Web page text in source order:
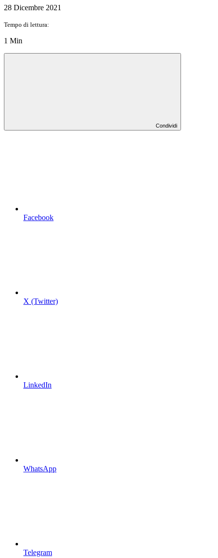
28 Dicembre 2021
Tempo di lettura:
1 Min
Condividi
Facebook
X (Twitter)
LinkedIn
WhatsApp
Telegram